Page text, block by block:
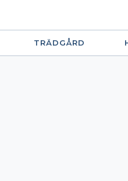
TRÄDGÅRD